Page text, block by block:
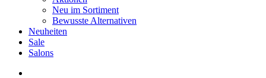
Neu im Sortiment
Bewusste Alternativen
Neuheiten
Sale
Salons